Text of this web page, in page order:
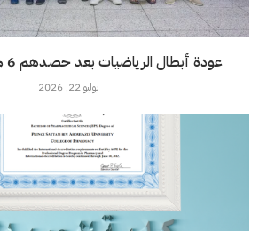
عودة أبطال الرياضيات بعد حصدهم 6 ميداليات عالمية
يوليو 22, 2026